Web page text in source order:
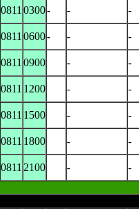
0811 0300- - -
0811 0600- - -
0811 0900 - -
0811 1200 - -
0811 1500 - -
0811 1800 - -
0811 2100 -
-